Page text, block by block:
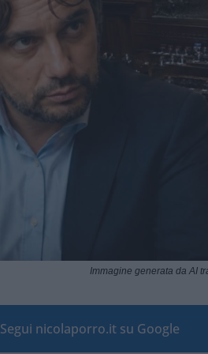
Immagine generata da AI
Segui nicolaporro.it su Google